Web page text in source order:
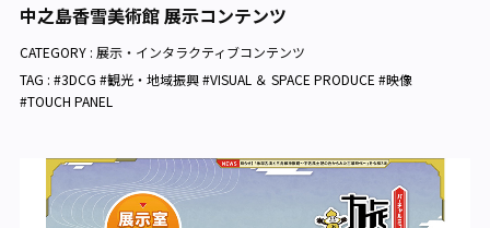
中之島香雪美術館 展示コンテンツ
CATEGORY : 展示・インタラクティブコンテンツ
TAG : #3DCG #観光・地域振興 #VISUAL ＆ SPACE PRODUCE #映像
#TOUCH PANEL